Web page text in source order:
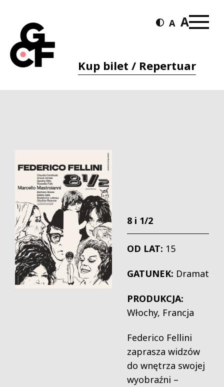
Kup bilet / Repertuar
8 i 1/2
OD LAT: 15
GATUNEK: Dramat
PRODUKCJA:
Włochy, Francja
Federico Fellini
zaprasza widzów
do wnętrza swojej
wyobraźni –